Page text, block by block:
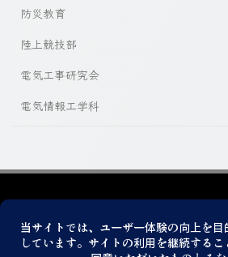
防災教育
陸上競技部
電気工事研究会
電気情報工学科